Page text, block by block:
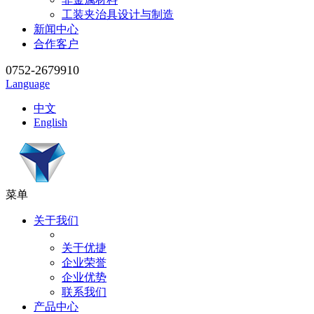
工装夹治具设计与制造
新闻中心
合作客户
0752-2679910
Language
中文
English
菜单
关于我们
关于优捷
企业荣誉
企业优势
联系我们
产品中心